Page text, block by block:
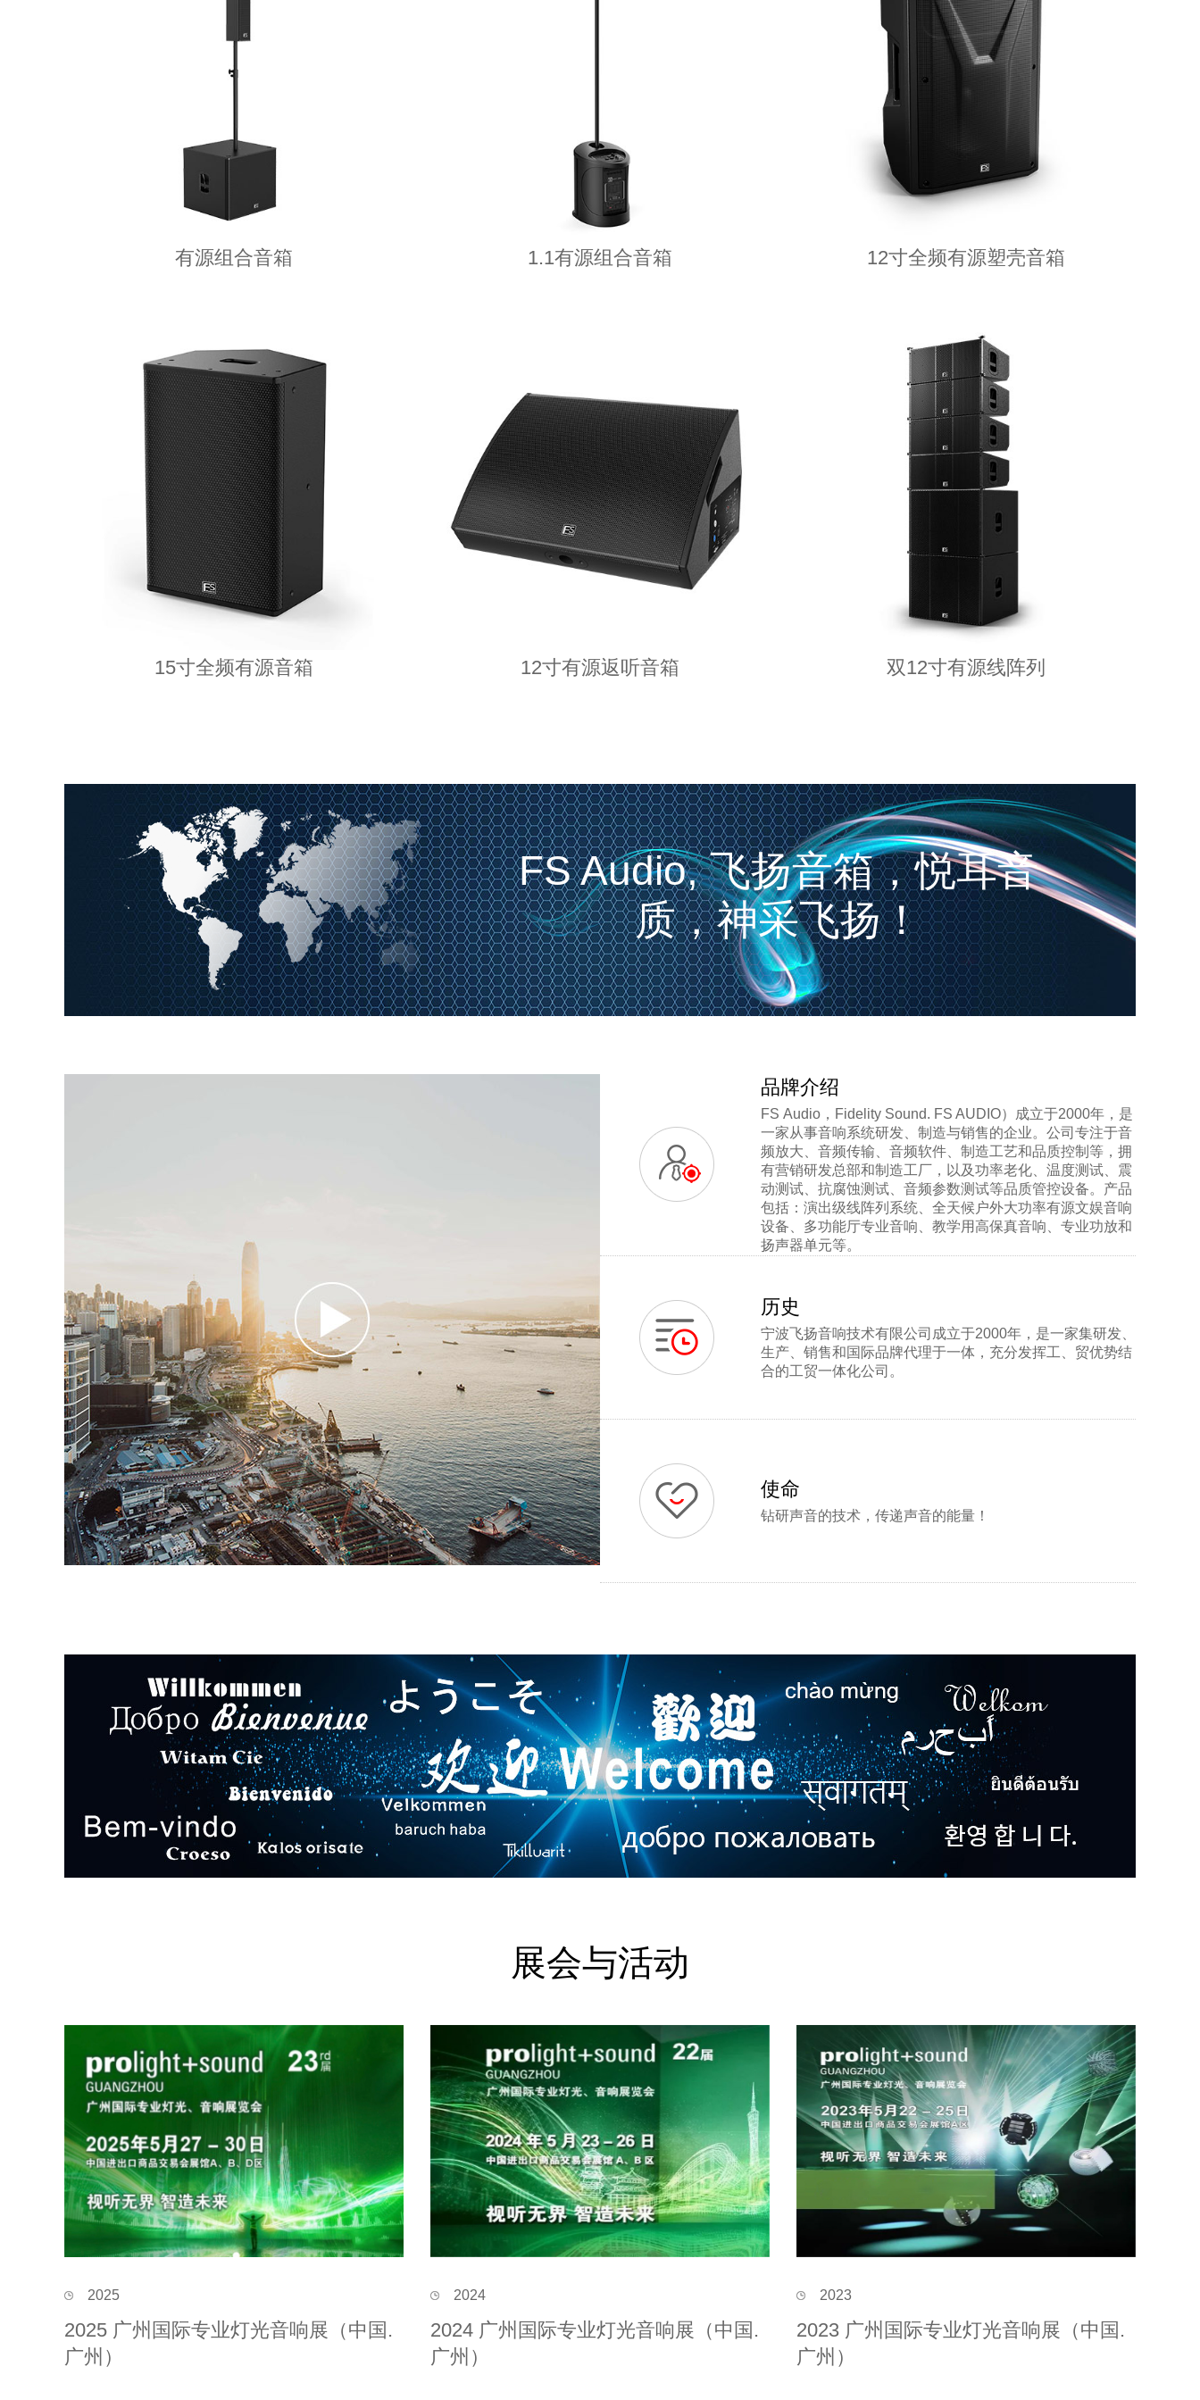
有源组合音箱 1.1有源组合音箱 12寸全频有源塑壳音箱
15寸全频有源音箱 12寸有源返听音箱 双12寸有源线阵列
FS Audio, 飞扬音箱，悦耳音
质，神采飞扬！
品牌介绍
FS Audio，Fidelity Sound. FS AUDIO）成立于2000年，是
一家从事音响系统研发、制造与销售的企业。公司专注于音
频放大、音频传输、音频软件、制造工艺和品质控制等，拥
有营销研发总部和制造工厂，以及功率老化、温度测试、震
动测试、抗腐蚀测试、音频参数测试等品质管控设备。产品
包括：演出级线阵列系统、全天候户外大功率有源文娱音响
设备、多功能厅专业音响、教学用高保真音响、专业功放和
扬声器单元等。
历史
宁波飞扬音响技术有限公司成立于2000年，是一家集研发、
生产、销售和国际品牌代理于一体，充分发挥工、贸优势结
合的工贸一体化公司。
使命
钻研声音的技术，传递声音的能量！
展会与活动
2025
2025 广州国际专业灯光音响展（中国.
广州）
2024
2024 广州国际专业灯光音响展（中国.
广州）
2023
2023 广州国际专业灯光音响展（中国.
广州）